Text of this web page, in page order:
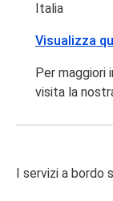
Italia
Visualizza
Per maggiori
visita la
I servizi a bordo